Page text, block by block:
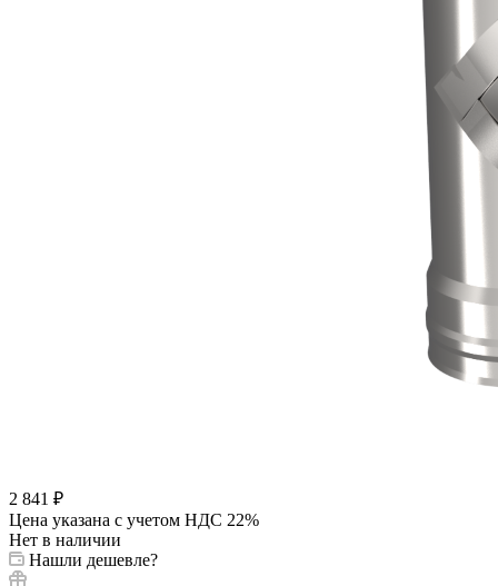
2 841 ₽
Цена указана с учетом НДС 22%
Нет в наличии
Нашли дешевле?